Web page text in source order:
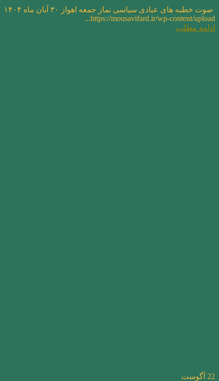
صوت خطبه های عبادی سیاسی نماز جمعه اهواز ۳۰ آبان ماه ۱۴۰۴
https://mousavifard.ir/wp-content/upload...
ادامه مطلب
22 آگوست